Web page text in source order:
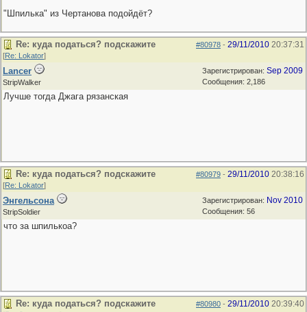
"Шпилька" из Чертанова подойдёт?
#80978 - 29/11/2010 20:37:31
Re: куда податься? подскажите
[Re: Lokator]
Зарегистрирован: Sep 2009
Сообщения: 2,186
Lancer
StripWalker
Лучше тогда Джага рязанская
#80979 - 29/11/2010 20:38:16
Re: куда податься? подскажите
[Re: Lokator]
Зарегистрирован: Nov 2010
Сообщения: 56
Энгельсона
StripSoldier
что за шпилькоа?
#80980 - 29/11/2010 20:39:40
Re: куда податься? подскажите